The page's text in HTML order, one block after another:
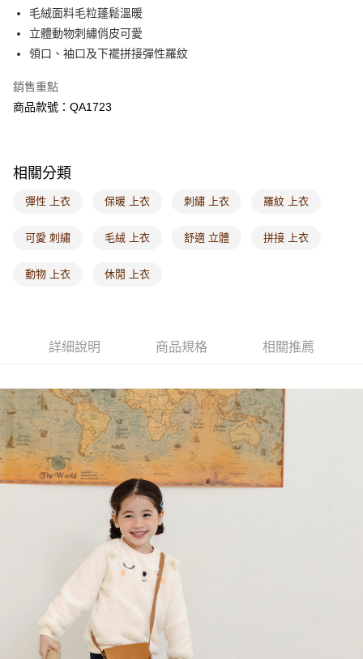
每筆NT$60，滿NT$1,000(含以上)免運費
7-11取貨付款
每筆NT$60，滿NT$1,000(含以上)免運費
付款後7-11取貨
每筆NT$60，滿NT$1,000(含以上)免運費
每筆NT$120，滿NT$1,000(含以上)免運費
付款後門市自取
海外配送-港/澳/新/馬/泰國專屬 查看運費
海外配送-其他亞洲地區
毛絨面料毛粒蓬鬆溫暖
立體動物刺繡俏皮可愛
領口、袖口及下襬拼接彈性羅紋
銷售重點
商品款號：QA1723
相關分類
彈性 上衣 保暖 上衣 刺繡 上衣 羅紋 上衣
可愛 刺繡 毛絨 上衣 舒適 立體 拼接 上衣
動物 上衣 休閒 上衣
詳細說明 商品規格 相關推薦